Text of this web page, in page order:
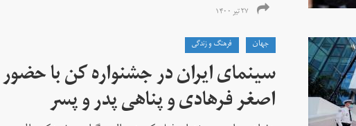
۲۷ تیر ۱۴۰۰
جهان
فرهنگ و زندگی
سینمای ایران در جشنواره کن با حضور
اصغر فرهادی و پناهی پدر و پسر